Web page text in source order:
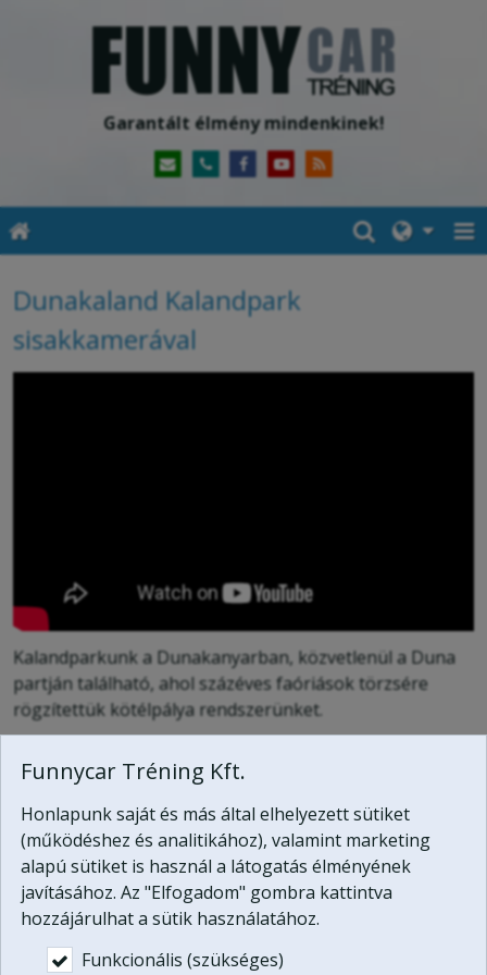
Garantált élmény mindenkinek!
Dunakaland Kalandpark
sisakkamerával
Kalandparkunk a Dunakanyarban, közvetlenül a Duna
partján található, ahol százéves faóriások törzsére
rögzítettük kötélpálya rendszerünket.
Kalandparkunkban osztálykirándulásokat, és
csapatépítő tréningeket szervezünk, de egyénileg is
várjuk vendégeinket.
Kapcsolat
2131 Göd, Jósika utca 14.
Funnycar Tréning Kft.
Honlapunk saját és más által elhelyezett sütiket
(működéshez és analitikához), valamint marketing
alapú sütiket is használ a látogatás élményének
javításához. Az "Elfogadom" gombra kattintva
hozzájárulhat a sütik használatához.
Funkcionális (szükséges)